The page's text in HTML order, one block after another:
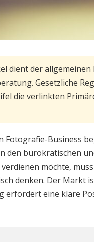
dient der
Gesetzliche
die verlinkten
Fotografie-Business
den bürokratischen
möchte,
denken. Der Markt
erfordert eine klare